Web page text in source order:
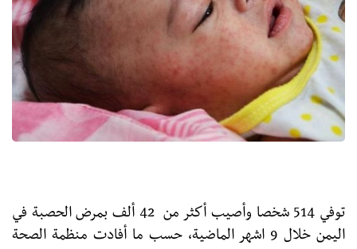
توفي 514 شخصا وأصيب أكثر من 42 ألف بمرض الحصبة في
اليمن خلال 9 اشهر الماضية، حسب ما أفادت منظمة الصحة